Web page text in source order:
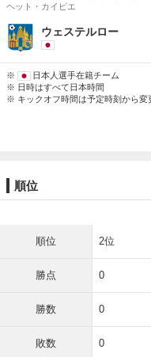
ヘット・カイピエ
ウェステルロー
※
日本人選手在籍チーム
※ 日時はすべて日本時間
※ キックオフ時間は予定時刻から変
順位
順位 2位
勝点 0
勝数 0
敗数 0